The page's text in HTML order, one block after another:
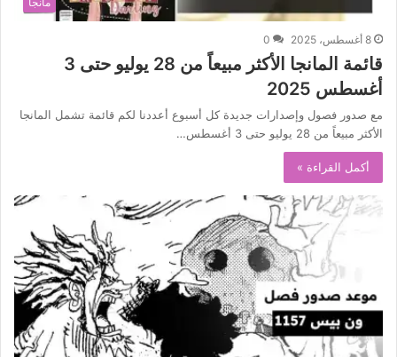
8 أغسطس، 2025 0
قائمة المانجا الأكثر مبيعاً من 28 يوليو حتى 3
أغسطس 2025
مع صدور فصول وإصدارات جديدة كل أسبوع أعددنا لكم قائمة تشمل المانجا
الأكثر مبيعاً من 28 يوليو حتى 3 أغسطس…
أكمل القراءة »